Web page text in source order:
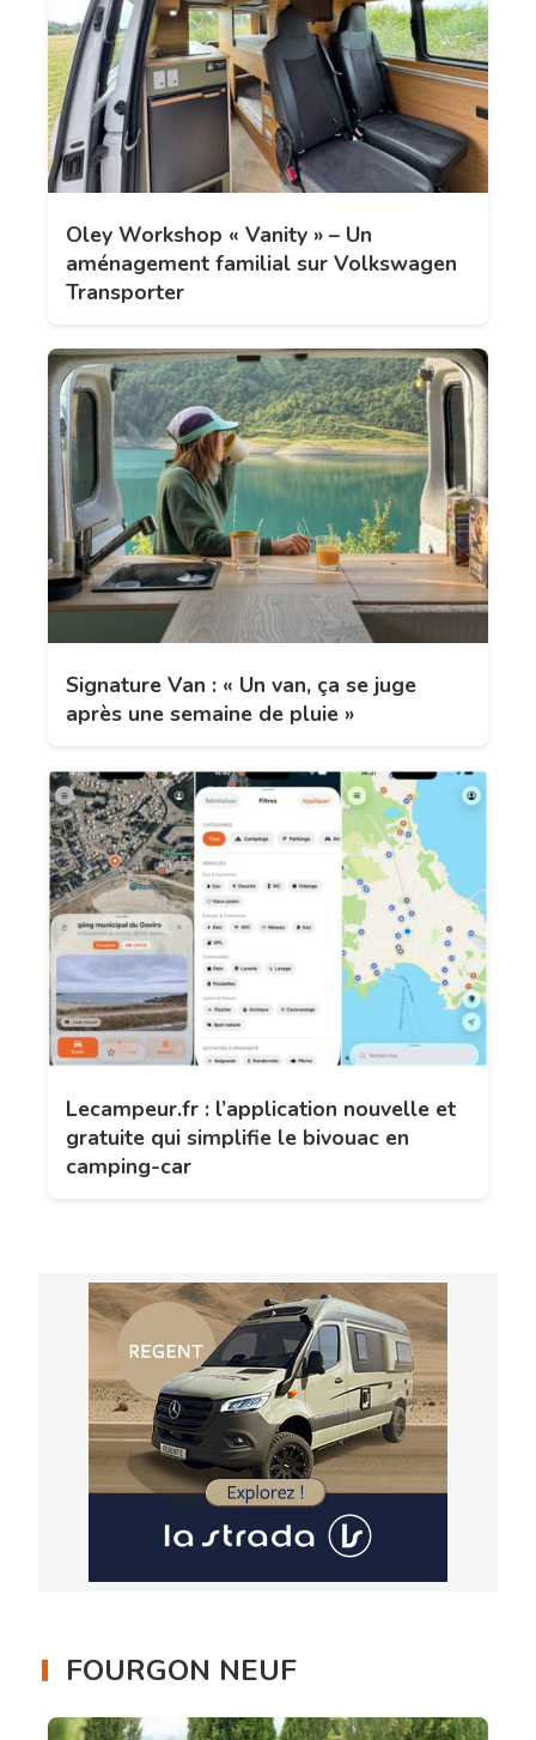
Oley Workshop « Vanity » – Un
aménagement familial sur Volkswagen
Transporter
Signature Van : « Un van, ça se juge
après une semaine de pluie »
Lecampeur.fr : l’application nouvelle et
gratuite qui simplifie le bivouac en
camping-car
FOURGON NEUF